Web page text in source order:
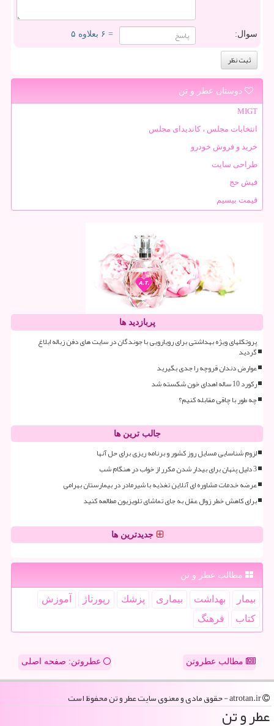
سوال: = ۶ بعلاوه ۵
دوستان عطر و تن
MIGT
انتخابات مجلس ، کاندیدای مجلس
خرید و فروش خودرو
طراحی سایت
فیش حج
قیمت بیسیم
پربازدید ها
پروتکلهای ویژه بهداشتی برای رویارویی با جوندگان در سایت های دفن زباله ابلاغ
گردید
عوارض دندان قروچه را جدی بگیرید
رکورد 10 ساله اهدای خون شکسته شد
چه طور با چاقی مقابله کنیم؟
جالب ترین ها
لزوم شناسایی مسایل روز کشور و برنامه ریزی برای حل آنها
3 دلیل پنهان برای بیدار شدن مکرر از خواب در هنگام شب
عرضه خدمات مشاوره ای آنلاین تغذیه با شیرمادر در بیمارستان بهرامی
برای کاهش خطر زوال عقل به جای تماشای تلویزیون مطالعه کنید
جدیدترین ها
مطالب عطر و تن
بیمار بهداشت بیماری پزشك رپورتاژ
آموزش
كتاب
فرهنگ
مطالب عطروتن عطروتن: صفحه اصلی
عطر و تن